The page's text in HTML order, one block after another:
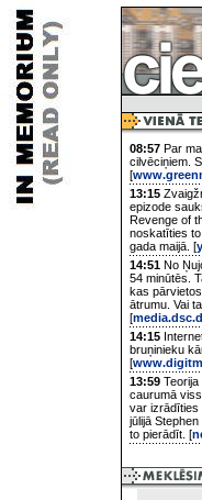
08:57 Par
cilvēciņiem.
[
13:15
epizode
Revenge of
noskatīties
gada maijā. [
14:51 No
54 minūtēs.
kas
ātrumu. Vai
[
14:15
bruņinieku
[
13:59 Teorija
caurumā
var izrādīties
jūlijā
to pierādīt. [